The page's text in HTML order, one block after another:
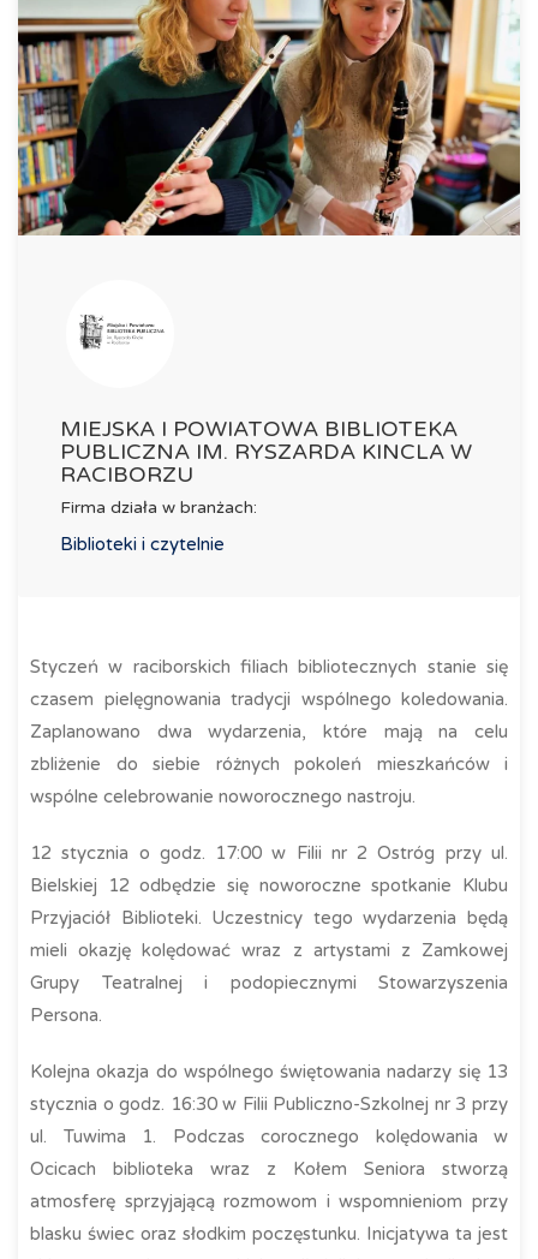
MIEJSKA I POWIATOWA BIBLIOTEKA
PUBLICZNA IM. RYSZARDA KINCLA W
RACIBORZU
Firma działa w branżach:
Biblioteki i czytelnie
Styczeń w raciborskich filiach bibliotecznych stanie się
czasem pielęgnowania tradycji wspólnego koledowania.
Zaplanowano dwa wydarzenia, które mają na celu
zbliżenie do siebie różnych pokoleń mieszkańców i
wspólne celebrowanie noworocznego nastroju.
12 stycznia o godz. 17:00 w Filii nr 2 Ostróg przy ul.
Bielskiej 12 odbędzie się noworoczne spotkanie Klubu
Przyjaciół Biblioteki. Uczestnicy tego wydarzenia będą
mieli okazję kolędować wraz z artystami z Zamkowej
Grupy Teatralnej i podopiecznymi Stowarzyszenia
Persona.
Kolejna okazja do wspólnego świętowania nadarzy się 13
stycznia o godz. 16:30 w Filii Publiczno-Szkolnej nr 3 przy
ul. Tuwima 1. Podczas corocznego kolędowania w
Ocicach biblioteka wraz z Kołem Seniora stworzą
atmosferę sprzyjającą rozmowom i wspomnieniom przy
blasku świec oraz słodkim poczęstunku. Inicjatywa ta jest